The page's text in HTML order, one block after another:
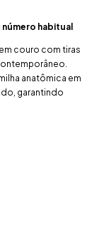
habitual
couro com tiras
anatômica em
garantindo